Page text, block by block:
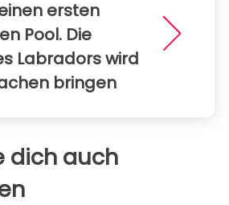
ersten
Pool. Die
Labradors wird
bringen
dich auch